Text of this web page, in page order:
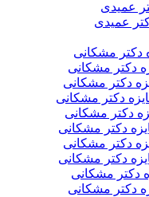
عمیدی
عمیدی
دکتر مشکانی
دکتر مشکانی
دکتر مشکانی
دکتر مشکانی
دکتر مشکانی
دکتر مشکانی
دکتر مشکانی
دکتر مشکانی
دکتر مشکانی
دکتر مشکانی